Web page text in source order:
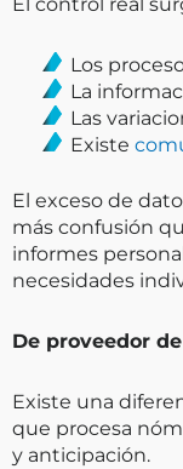
El control real
Los
La
Las
Existe
El exceso de
más confusión
informes
necesidades
De proveedor
Existe una
que procesa
y anticipación.